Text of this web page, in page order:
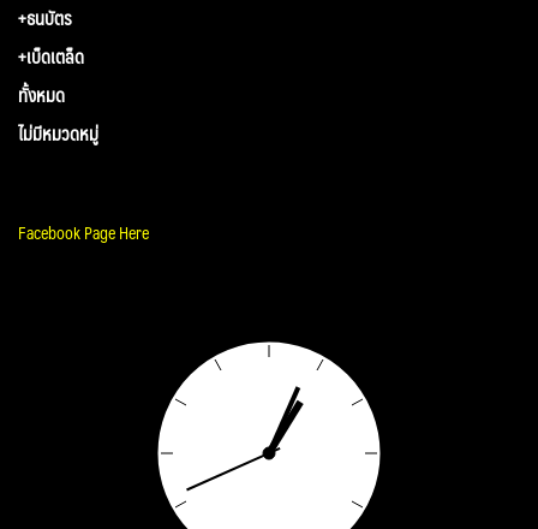
+ธนบัตร
+เบ็ดเตล็ด
ทั้งหมด
ไม่มีหมวดหมู่
Facebook Page Here